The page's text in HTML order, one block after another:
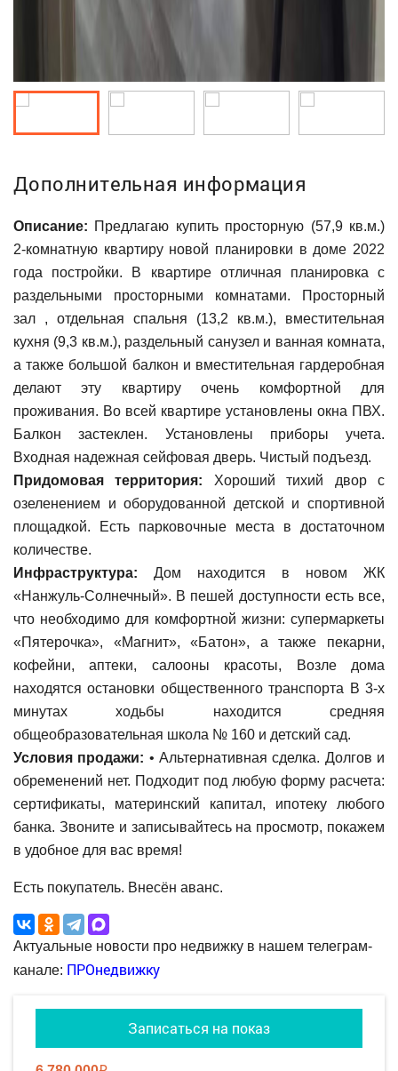
Дополнительная информация
Описание: Предлагаю купить просторную (57,9 кв.м.)
2-комнатную квартиру новой планировки в доме 2022
года постройки. В квартире отличная планировка с
раздельными просторными комнатами. Просторный
зал , отдельная спальня (13,2 кв.м.), вместительная
кухня (9,3 кв.м.), раздельный санузел и ванная комната,
а также большой балкон и вместительная гардеробная
делают эту квартиру очень комфортной для
проживания. Во всей квартире установлены окна ПВХ.
Балкон застеклен. Установлены приборы учета.
Входная надежная сейфовая дверь. Чистый подъезд.
Придомовая территория: Хороший тихий двор с
озеленением и оборудованной детской и спортивной
площадкой. Есть парковочные места в достаточном
количестве.
Инфраструктура: Дом находится в новом ЖК
«Нанжуль-Солнечный». В пешей доступности есть все,
что необходимо для комфортной жизни: супермаркеты
«Пятерочка», «Магнит», «Батон», а также пекарни,
кофейни, аптеки, салооны красоты, Возле дома
находятся остановки общественного транспорта В 3-х
минутах ходьбы находится средняя
общеобразовательная школа № 160 и детский сад.
Условия продажи: • Альтернативная сделка. Долгов и
обременений нет. Подходит под любую форму расчета:
сертификаты, материнский капитал, ипотеку любого
банка. Звоните и записывайтесь на просмотр, покажем
в удобное для вас время!
Есть покупатель. Внесён аванс.
Актуальные новости про недвижку в нашем телеграм-
канале: ПРОнедвижку
Записаться на показ